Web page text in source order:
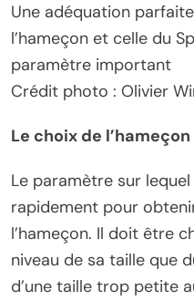
Une adéquation
l’hameçon et celle du
paramètre important
Crédit photo : Olivier
Le choix de l’hameçon
Le paramètre sur lequel
rapidement pour
l’hameçon. Il doit être
niveau de sa taille que
d’une taille trop petite